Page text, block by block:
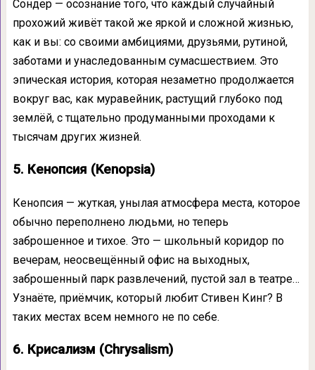
Сондер — осознание того, что каждый случайный
прохожий живёт такой же яркой и сложной жизнью,
как и вы: со своими амбициями, друзьями, рутиной,
заботами и унаследованным сумасшествием. Это
эпическая история, которая незаметно продолжается
вокруг вас, как муравейник, растущий глубоко под
землёй, с тщательно продуманными проходами к
тысячам других жизней.
5. Кенопсия (Kenopsia)
Кенопсия — жуткая, унылая атмосфера места, которое
обычно переполнено людьми, но теперь
заброшенное и тихое. Это — школьный коридор по
вечерам, неосвещённый офис на выходных,
заброшенный парк развлечений, пустой зал в театре…
Узнаёте, приёмчик, который любит Стивен Кинг? В
таких местах всем немного не по себе.
6. Крисализм (Chrysalism)